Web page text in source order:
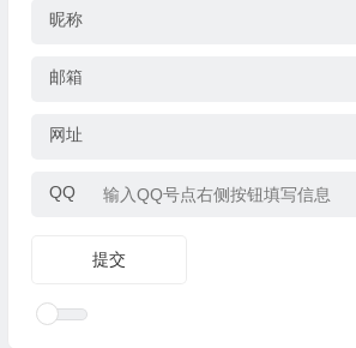
昵称
邮箱
网址
QQ